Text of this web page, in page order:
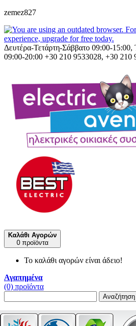
zemez827
Δευτέρα-Τετάρτη-Σάββατο 09:00-
09:00-20:00 +30 210 9533028, +30 210
Καλάθι Αγορών
0 προϊόντα
Το καλάθι αγορών είναι άδειο!
Αγαπημένα
(0) προϊόντα
Αναζήτηση